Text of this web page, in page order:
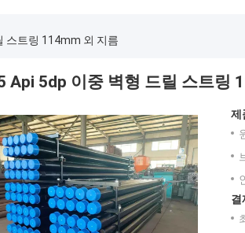
스트링 114mm 외 지름
Api 5dp 이중 벽형 드릴 스트링
제
결